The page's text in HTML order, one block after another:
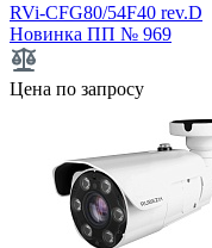
RVi-CFG80/54F40 rev.D
Новинка ПП № 969
Цена по запросу